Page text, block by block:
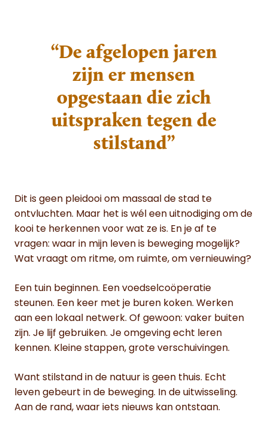
“De afgelopen jaren
zijn er mensen
opgestaan die zich
uitspraken tegen de
stilstand”
Dit is geen pleidooi om massaal de stad te
ontvluchten. Maar het is wél een uitnodiging om de
kooi te herkennen voor wat ze is. En je af te
vragen: waar in mijn leven is beweging mogelijk?
Wat vraagt om ritme, om ruimte, om vernieuwing?
Een tuin beginnen. Een voedselcoöperatie
steunen. Een keer met je buren koken. Werken
aan een lokaal netwerk. Of gewoon: vaker buiten
zijn. Je lijf gebruiken. Je omgeving echt leren
kennen. Kleine stappen, grote verschuivingen.
Want stilstand in de natuur is geen thuis. Echt
leven gebeurt in de beweging. In de uitwisseling.
Aan de rand, waar iets nieuws kan ontstaan.